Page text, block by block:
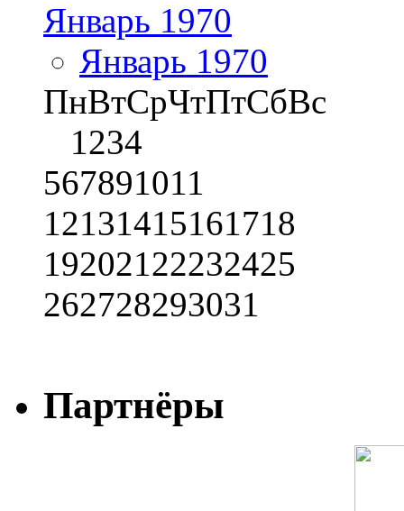
Январь 1970
Январь 1970
ПнВтСрЧтПтСбВс
1234
567891011
12131415161718
19202122232425
262728293031
Партнёры